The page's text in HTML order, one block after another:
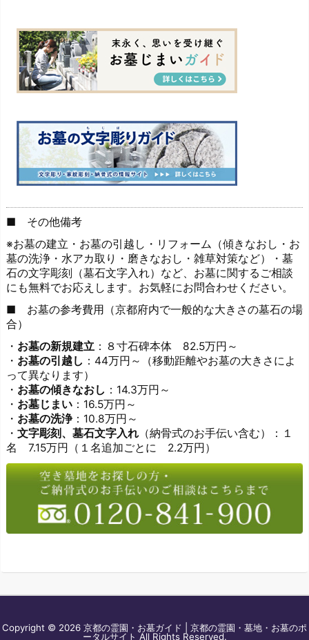
■ その他備考
※お墓の建立・お墓の引越し・リフォーム（傾きなおし・お
墓の洗浄・水アカ取り・磨きなおし・雑草対策など）・墓
石の文字彫刻（墓石文字入れ）など、お墓に関するご相談
にも無料でお応えします。お気軽にお問合わせください。
■ お墓の参考費用（京都府内で一般的な大きさの墓石の場
合）
・ お墓の新規建立 ：８寸石碑本体 82.5万円～
・ お墓の引越し ：44万円～（移動距離やお墓の大きさによ
って異なります）
・ お墓の傾きなおし ：14.3万円～
・ お墓じまい ：16.5万円～
・ お墓の洗浄 ：10.8万円～
・ 文字彫刻、墓石文字入れ （納骨式のお手伝い含む）：１
名 7.15万円（１名追加ごとに 2.2万円）
Copyright © 2026 京都の霊園・お墓ガイド | 京都の霊園・墓地・お墓のポ
ータルサイト All Rights Reserved.